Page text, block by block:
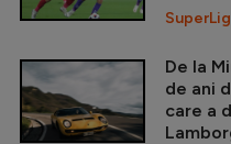
De la
de ani
care a